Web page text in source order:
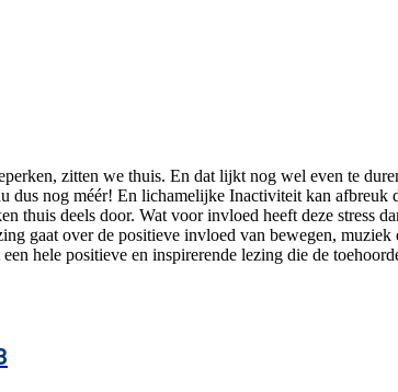
zitten we thuis. En dat lijkt nog wel even te
nog méér! En lichamelijke Inactiviteit kan afbreuk
thuis deels door. Wat voor invloed heeft deze stress
gaat over de positieve invloed van bewegen,
hele positieve en inspirerende lezing die de